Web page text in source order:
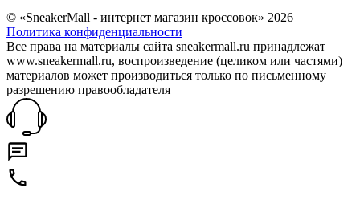
© «SneakerMall - интернет магазин кроссовок» 2026
Политика конфиденциальности
Все права на материалы сайта sneakermall.ru принадлежат
www.sneakermall.ru, воспроизведение (целиком или частями)
материалов может производиться только по письменному
разрешению правообладателя